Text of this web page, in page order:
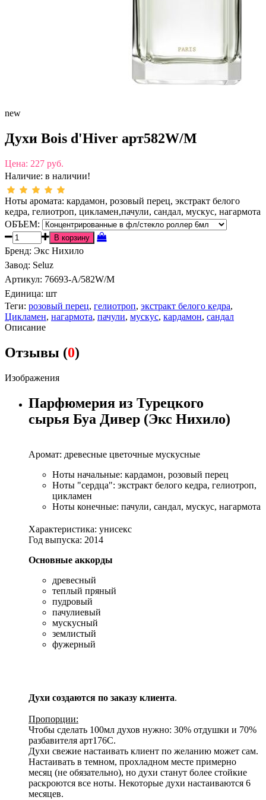
new
Духи Bois d'Hiver арт582W/M
Цена: 227 руб.
Наличие: в наличии!
Ноты аромата: кардамон, розовый перец, экстракт белого
кедра, гелиотроп, цикламен,пачули, сандал, мускус, нагармота
ОБЪЕМ:
Бренд: Экс Нихило
Завод: Seluz
Артикул: 76693-A/582W/M
Единица: шт
Теги: розовый перец, гелиотроп, экстракт белого кедра,
Цикламен, нагармота, пачули, мускус, кардамон, сандал
Описание
Отзывы (0)
Изображения
Парфюмерия из Турецкого
сырья Буа Дивер (Экс Нихило)
Аромат: древесные цветочные мускусные
Ноты начальные: кардамон, розовый перец
Ноты "сердца": экстракт белого кедра, гелиотроп,
цикламен
Ноты конечные: пачули, сандал, мускус, нагармота
Характеристика: унисекс
Год выпуска: 2014
Основные аккорды
древесный
теплый пряный
пудровый
пачулиевый
мускусный
землистый
фужерный
Духи создаются по заказу клиента.
Пропорции:
Чтобы сделать 100мл духов нужно: 30% отдушки и 70%
разбавителя арт176С.
Духи свежие настаивать клиент по желанию может сам.
Настаивать в темном, прохладном месте примерно
месяц (не обязательно), но духи станут более стойкие
раскроются все ноты. Некоторые духи настаиваются 6
месяцев.